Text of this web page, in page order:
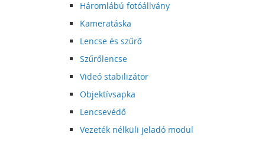
Háromlábú fotóállvány
Kameratáska
Lencse és szűrő
Szűrőlencse
Videó stabilizátor
Objektívsapka
Lencsevédő
Vezeték nélküli jeladó modul